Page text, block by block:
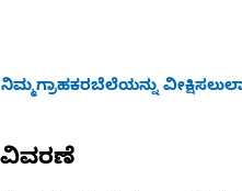
ನಿಮ್ಮಗ್ರಾಹಕರಬೆಲೆಯನ್ನು
ವಿವರಣೆ